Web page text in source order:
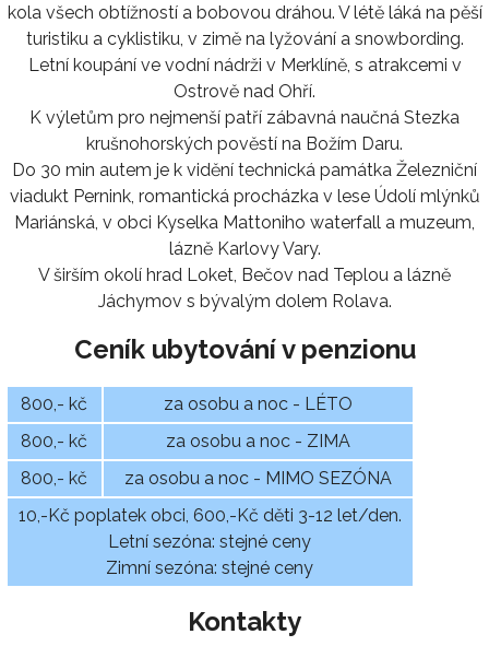
kola všech obtížností a bobovou dráhou. V létě láká na pěší
turistiku a cyklistiku, v zimě na lyžování a snowbording.
Letní koupání ve vodní nádrži v Merklíně, s atrakcemi v
Ostrově nad Ohří.
K výletům pro nejmenší patří zábavná naučná Stezka
krušnohorských pověstí na Božím Daru.
Do 30 min autem je k vidění technická památka Železniční
viadukt Pernink, romantická procházka v lese Údolí mlýnků
Mariánská, v obci Kyselka Mattoniho waterfall a muzeum,
lázně Karlovy Vary.
V širším okolí hrad Loket, Bečov nad Teplou a lázně
Jáchymov s bývalým dolem Rolava.
Ceník ubytování v penzionu
800,- kč
za osobu a noc - LÉTO
800,- kč
za osobu a noc - ZIMA
800,- kč
za osobu a noc - MIMO SEZÓNA
10,-Kč poplatek obci, 600,-Kč děti 3-12 let/den.
Letní sezóna: stejné ceny
Zimní sezóna: stejné ceny
Kontakty